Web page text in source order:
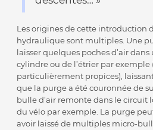
Les origines de cette introduction
hydraulique sont multiples. Une
laisser quelques poches d’air
cylindre ou de l’étrier par
particulièrement propices),
que la purge a été couronnée de
bulle d’air remonte dans le circuit
du vélo par exemple. La purge
avoir laissé de multiples micro-